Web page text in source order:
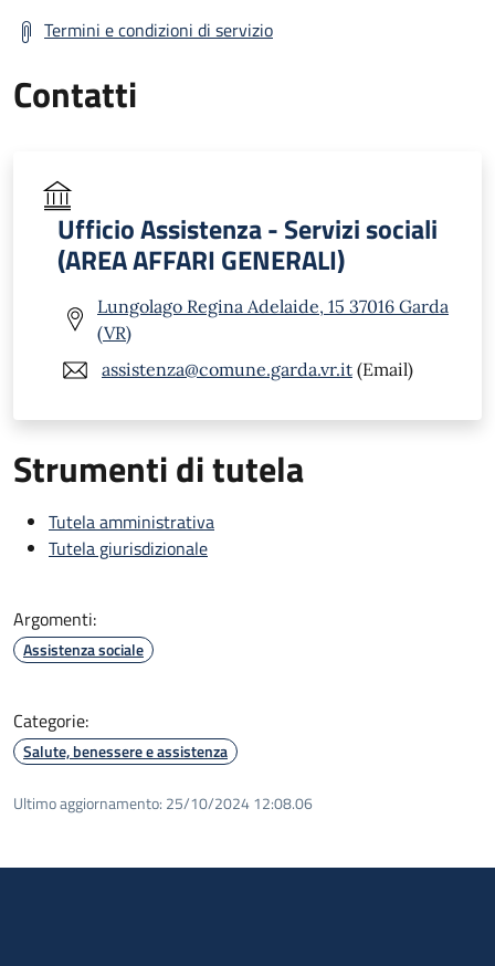
Termini e condizioni di servizio
Contatti
Ufficio Assistenza - Servizi sociali
(AREA AFFARI GENERALI)
Lungolago Regina Adelaide, 15 37016 Garda
(VR)
assistenza@comune.garda.vr.it (Email)
Strumenti di tutela
Tutela amministrativa
Tutela giurisdizionale
Argomenti:
Assistenza sociale
Categorie:
Salute, benessere e assistenza
Ultimo aggiornamento: 25/10/2024 12:08.06